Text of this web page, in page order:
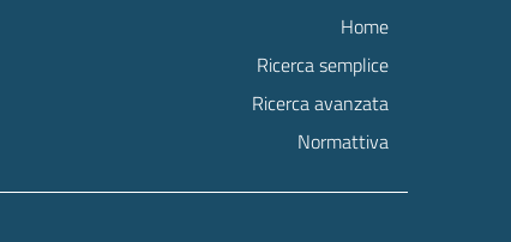
Home
Ricerca semplice
Ricerca avanzata
Normattiva